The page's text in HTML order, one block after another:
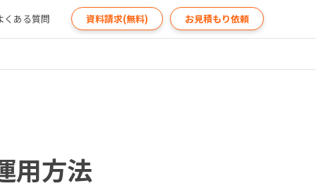
くある質問 資料請求(無料) お見積もり依頼
用方法